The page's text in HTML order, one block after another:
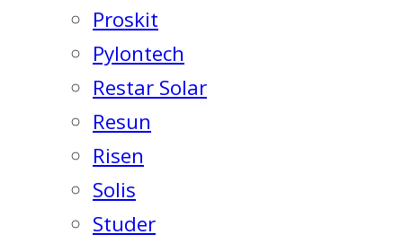
Proskit
Pylontech
Restar Solar
Resun
Risen
Solis
Studer